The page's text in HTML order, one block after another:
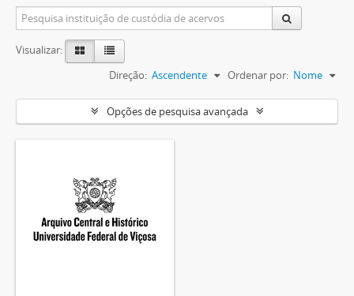
Visualizar:
Ordenar por: Nome
Direção: Ascendente
Opções de pesquisa avançada